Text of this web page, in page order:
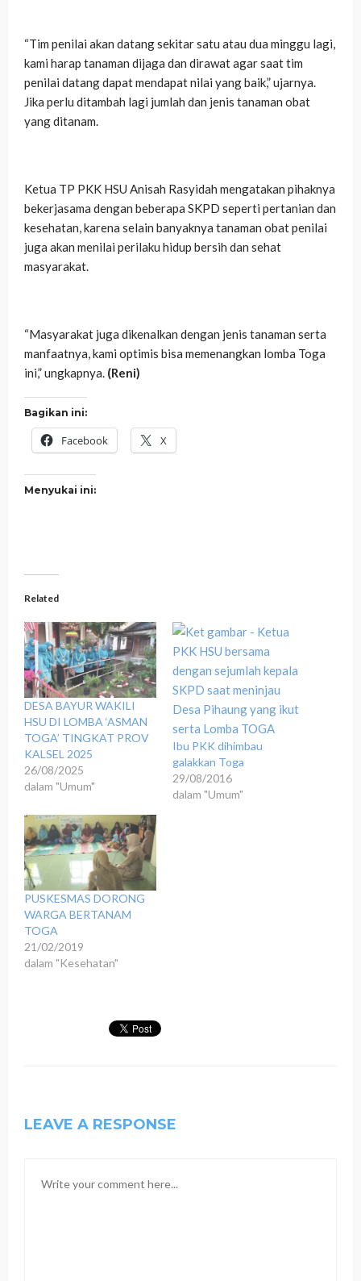
“Tim penilai akan datang sekitar satu atau dua minggu lagi,
kami harap tanaman dijaga dan dirawat agar saat tim
penilai datang dapat mendapat nilai yang baik,” ujarnya.
Jika perlu ditambah lagi jumlah dan jenis tanaman obat
yang ditanam.
Ketua TP PKK HSU Anisah Rasyidah mengatakan pihaknya
bekerjasama dengan beberapa SKPD seperti pertanian dan
kesehatan, karena selain banyaknya tanaman obat penilai
juga akan menilai perilaku hidup bersih dan sehat
masyarakat.
“Masyarakat juga dikenalkan dengan jenis tanaman serta
manfaatnya, kami optimis bisa memenangkan lomba Toga
ini,” ungkapnya. (Reni)
Bagikan ini:
Facebook X
Menyukai ini:
Related
DESA BAYUR WAKILI
HSU DI LOMBA ‘ASMAN
TOGA’ TINGKAT PROV
KALSEL 2025
26/08/2025
dalam "Umum"
Ibu PKK dihimbau
galakkan Toga
29/08/2016
dalam "Umum"
PUSKESMAS DORONG
WARGA BERTANAM
TOGA
21/02/2019
dalam "Kesehatan"
LEAVE A RESPONSE